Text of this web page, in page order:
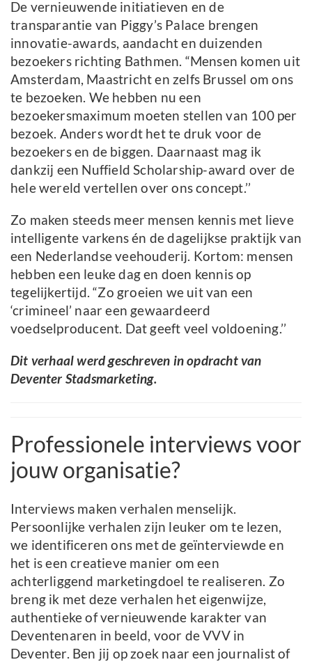
De vernieuwende initiatieven en de
transparantie van Piggy’s Palace brengen
innovatie-awards, aandacht en duizenden
bezoekers richting Bathmen. “Mensen komen uit
Amsterdam, Maastricht en zelfs Brussel om ons
te bezoeken. We hebben nu een
bezoekersmaximum moeten stellen van 100 per
bezoek. Anders wordt het te druk voor de
bezoekers en de biggen. Daarnaast mag ik
dankzij een Nuffield Scholarship-award over de
hele wereld vertellen over ons concept.’’
Zo maken steeds meer mensen kennis met lieve
intelligente varkens én de dagelijkse praktijk van
een Nederlandse veehouderij. Kortom: mensen
hebben een leuke dag en doen kennis op
tegelijkertijd. “Zo groeien we uit van een
‘crimineel’ naar een gewaardeerd
voedselproducent. Dat geeft veel voldoening.’’
Dit verhaal werd geschreven in opdracht van
Deventer Stadsmarketing.
Professionele interviews voor
jouw organisatie?
Interviews maken verhalen menselijk.
Persoonlijke verhalen zijn leuker om te lezen,
we identificeren ons met de geïnterviewde en
het is een creatieve manier om een
achterliggend marketingdoel te realiseren. Zo
breng ik met deze verhalen het eigenwijze,
authentieke of vernieuwende karakter van
Deventenaren in beeld, voor de VVV in
Deventer. Ben jij op zoek naar een journalist of